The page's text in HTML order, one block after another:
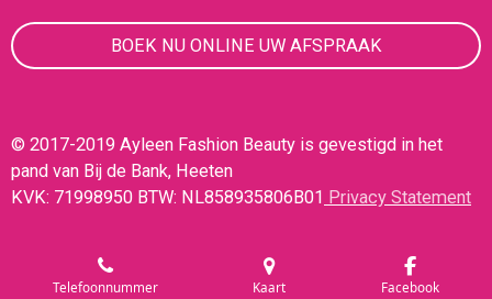
BOEK NU ONLINE UW AFSPRAAK
© 2017-2019 Ayleen Fashion Beauty is gevestigd in het
pand van Bij de Bank, Heeten
KVK: 71998950 BTW: NL858935806B01 Privacy Statement
Telefoonnummer Kaart Facebook